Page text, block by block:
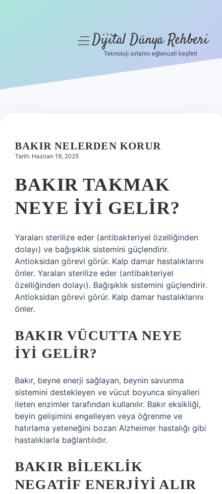
Hakkımızda
menüyüDijital Dünya Rehberi
Teknoloji sırlarını eğlenceli keşfet!
BAKIR NELERDEN KORUR
Tarih: Haziran 19, 2025
BAKIR TAKMAK
NEYE IYI GELIR?
Yaraları sterilize eder (antibakteriyel özelliğinden
dolayı) ve bağışıklık sistemini güçlendirir.
Antioksidan görevi görür. Kalp damar hastalıklarını
önler. Yaraları sterilize eder (antibakteriyel
özelliğinden dolayı). Bağışıklık sistemini güçlendirir.
Antioksidan görevi görür. Kalp damar hastalıklarını
önler.
BAKIR VÜCUTTA NEYE
IYI GELIR?
Bakır, beyne enerji sağlayan, beynin savunma
sistemini destekleyen ve vücut boyunca sinyalleri
ileten enzimler tarafından kullanılır. Bakır eksikliği,
beyin gelişimini engelleyen veya öğrenme ve
hatırlama yeteneğini bozan Alzheimer hastalığı gibi
hastalıklarla bağlantılıdır.
BAKIR BILEKLIK
NEGATIF ENERJIYI ALIR